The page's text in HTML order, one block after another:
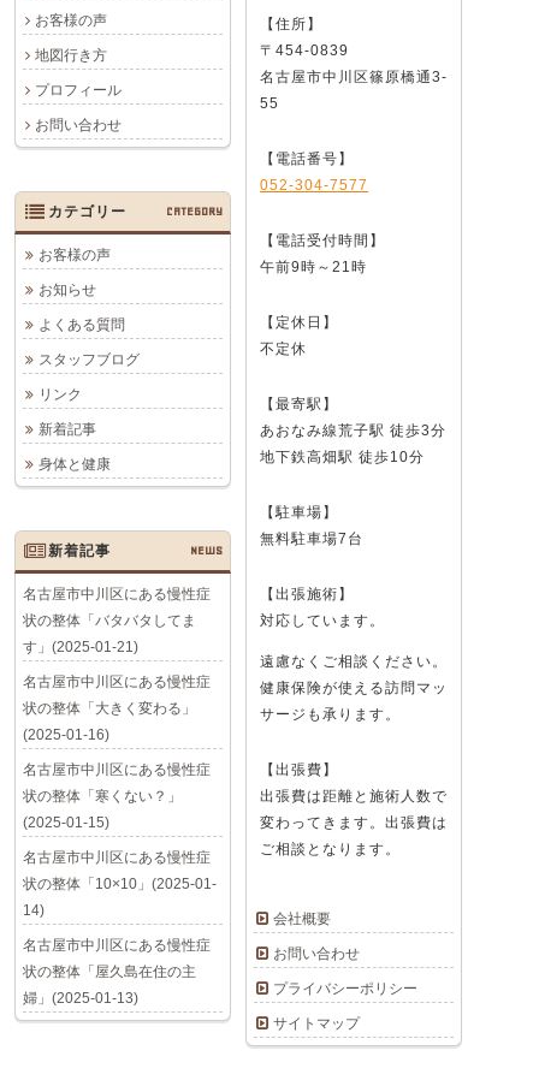
お客様の声
地図行き方
プロフィール
お問い合わせ
【住所】
〒454-0839
名古屋市中川区篠原橋通3-
55
【電話番号】
052-304-7577
【電話受付時間】
午前9時～21時
【定休日】
不定休
【最寄駅】
あおなみ線荒子駅 徒歩3分
地下鉄高畑駅 徒歩10分
【駐車場】
無料駐車場7台
【出張施術】
対応しています。
遠慮なくご相談ください。
健康保険が使える訪問マッ
サージも承ります。
【出張費】
出張費は距離と施術人数で
変わってきます。出張費は
ご相談となります。
会社概要
お問い合わせ
プライバシーポリシー
サイトマップ
カテゴリー CATEGORY
お客様の声
お知らせ
よくある質問
スタッフブログ
リンク
新着記事
身体と健康
新着記事 NEWS
名古屋市中川区にある慢性症
状の整体「バタバタしてま
す」(2025-01-21)
名古屋市中川区にある慢性症
状の整体「大きく変わる」
(2025-01-16)
名古屋市中川区にある慢性症
状の整体「寒くない？」
(2025-01-15)
名古屋市中川区にある慢性症
状の整体「10×10」(2025-01-
14)
名古屋市中川区にある慢性症
状の整体「屋久島在住の主
婦」(2025-01-13)